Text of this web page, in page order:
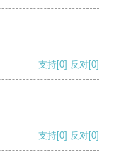
支持[0] 反对[0]
支持[0] 反对[0]